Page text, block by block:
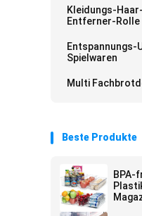
Kleidungs-Haar-
Entferner-Rolle
Entspannungs-
Spielwaren
Multi
Beste Produkte
BPA-